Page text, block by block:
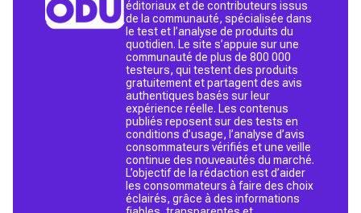
éditoriaux et de contributeurs issus
de la communauté, spécialisée dans
le test et l’analyse de produits du
quotidien. Le site s’appuie sur une
communauté de plus de 800 000
testeurs, qui testent des produits
gratuitement et partagent des avis
authentiques basés sur leur
expérience réelle. Les contenus
publiés reposent sur des tests en
conditions d’usage, l’analyse d’avis
consommateurs vérifiés et une veille
continue des nouveautés du marché.
L’objectif de la rédaction est d’aider
les consommateurs à faire des choix
éclairés, grâce à des informations